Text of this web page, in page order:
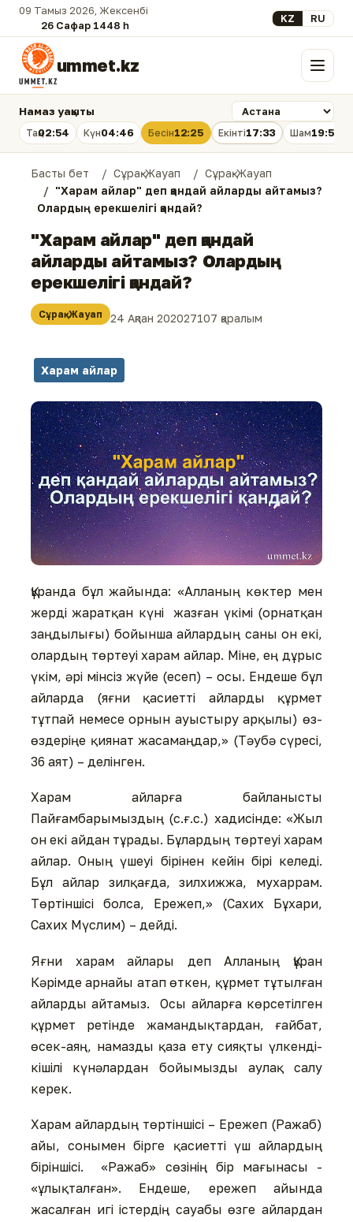
09 Тамыз 2026, Жексенбі
26 Сафар 1448 һ.
Select your
KZ RU
ummet.kz Мәзір
Намаз уақыты
Таң02:54 Күн04:46 Бесін12:25 Екінті17:33 Шам19:53
Басты бет Сұрақ-Жауап
Сұрақ-Жауап
"Харам айлар" деп қандай айларды айтамыз?
Олардың ерекшелігі қандай?
"Харам айлар" деп қандай
айларды айтамыз? Олардың
ерекшелігі қандай?
Сұрақ-Жауап 24 Ақпан 202027107 қаралым
Харам айлар
Құранда бұл жайында: «Алланың көктер мен
жерді жаратқан күні жазған үкімі (орнатқан
заңдылығы) бойынша айлардың саны он екі,
олардың төртеуі харам айлар. Міне, ең дұрыс
үкім, әрі мінсіз жүйе (есеп) – осы. Ендеше бұл
айларда (яғни қасиетті айларды құрмет
тұтпай немесе орнын ауыстыру арқылы) өз-
өздеріңе қиянат жасамаңдар,» (Тәубә сүресі,
36 аят) – делінген.
Харам айларға байланысты
Пайғамбарымыздың (с.ғ.с.) хадисінде: «Жыл
он екі айдан тұрады. Бұлардың төртеуі харам
айлар. Оның үшеуі бірінен кейін бірі келеді.
Бұл айлар зилқағда, зилхижжа, мухаррам.
Төртіншісі болса, Ережеп,» (Сахих Бұхари,
Сахих Мүслим) – дейді.
Яғни харам айлары деп Алланың Құран
Кәрімде арнайы атап өткен, құрмет тұтылған
айларды айтамыз. Осы айларға көрсетілген
құрмет ретінде жамандықтардан, ғайбат,
өсек-аяң, намазды қаза ету сияқты үлкенді-
кішілі күнәлардан бойымызды аулақ салу
керек.
Харам айлардың төртіншісі – Ережеп (Ражаб)
айы, сонымен бірге қасиетті үш айлардың
біріншісі. «Ражаб» сөзінің бір мағынасы -
«ұлықталған». Ендеше, ережеп айында
жасалған игі істердің сауабы өзге айлардан